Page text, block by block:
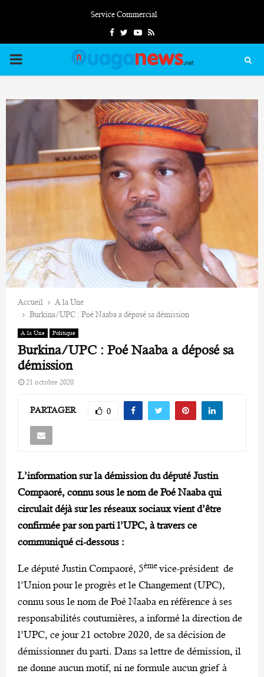
Service Commercial
FacebookTwitterYoutube
Rss
PRIMARY
Accueil
A la Une
Burkina/UPC : Poé Naaba a déposé sa démission
A la Une Politique
Burkina/UPC : Poé Naaba a déposé sa
démission
21 octobre 2020
PARTAGER 0
L’information sur la démission du député Justin
Compaoré, connu sous le nom de Poé Naaba qui
circulait déjà sur les réseaux sociaux vient d’être
confirmée par son parti l’UPC, à travers ce
communiqué ci-dessous :
Le député Justin Compaoré, 5ème vice-président de
l’Union pour le progrès et le Changement (UPC),
connu sous le nom de Poé Naaba en référence à ses
responsabilités coutumières, a informé la direction de
l’UPC, ce jour 21 octobre 2020, de sa décision de
démissionner du parti. Dans sa lettre de démission, il
ne donne aucun motif, ni ne formule aucun grief à